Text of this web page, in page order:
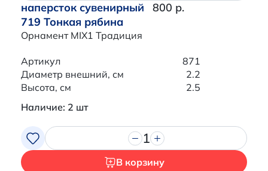
наперсток сувенирный
719 Тонкая рябина
Орнамент MIX1 Традиция
800 р.
Артикул
871
Диаметр внешний, см
2.2
Высота, см
2.5
Наличие: 2 шт
1
В корзину